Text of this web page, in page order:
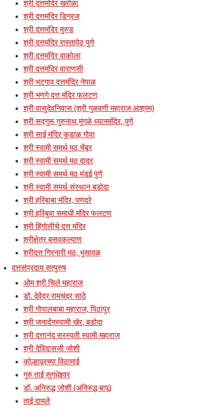
श्री दत्तमंदिर खरोळा
श्री दत्तमंदिर डिग्रज
श्री दत्तमंदिर मुरुड
श्री दत्तमंदिर रास्तापेठ पुणे
श्री दत्तमंदिर वाकोला
श्री दत्तमंदिर वाराणसी
श्री भटगाव दत्तमंदिर नेपाळ
श्री भणगे दत्त मंदिर फलटण
श्री वासुदेवनिवास (श्री गुळवणी महाराज आश्रम)
श्री सद्गुरू गुरुनाथ मुंगळे ध्यानमंदिर, पुणे
श्री साई मंदिर कुडाळ गोवा
श्री स्वामी समर्थ मठ चेंबूर
श्री स्वामी समर्थ मठ दादर
श्री स्वामी समर्थ मठ मंडई पुणे
श्री स्वामी समर्थ संस्थान बडोदा
श्री हरिबाबा मंदिर, पणदरे
श्री हरिबुवा समाधी मंदिर फलटण
श्री हिंगोलीचे दत्त मंदिर
श्रीक्षेत्र बसवकल्याण
श्रीदत्त गिरनारी मठ, भुसावळ
दत्तसंप्रदाय सत्पुरुष
ओम श्री चिले महाराज
डॉ. देवेंद्र रामचंद्र साठे
श्री गोपालबाबा महाराज, पिठापुर
श्री जनार्दनस्वामी खेर, बडोदा
श्री दत्तानंद सरस्वती स्वामी महाराज
श्री देविदासजी जोशी
कोल्हापूरच्या विठामाई
गुरु ताई सुगंधेश्र्वर
डॉ. अनिरुद्ध जोशी (अनिरुद्ध बापू)
ताई दामले